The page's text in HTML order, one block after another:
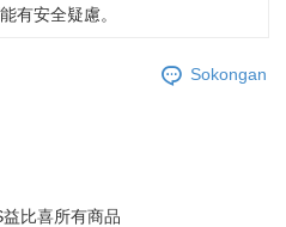
有安全疑慮。
Sokongan
比喜所有商品